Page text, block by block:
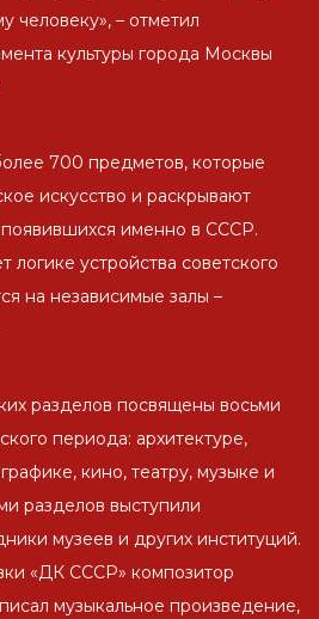
человеку», – отметил
культуры города Москвы
700 предметов, которые
искусство и раскрывают
именно в СССР.
логике устройства советского
на независимые залы –
разделов посвящены восьми
периода: архитектуре,
кино, театру, музыке и
разделов выступили
музеев и других институций.
«ДК СССР» композитор
музыкальное произведение,